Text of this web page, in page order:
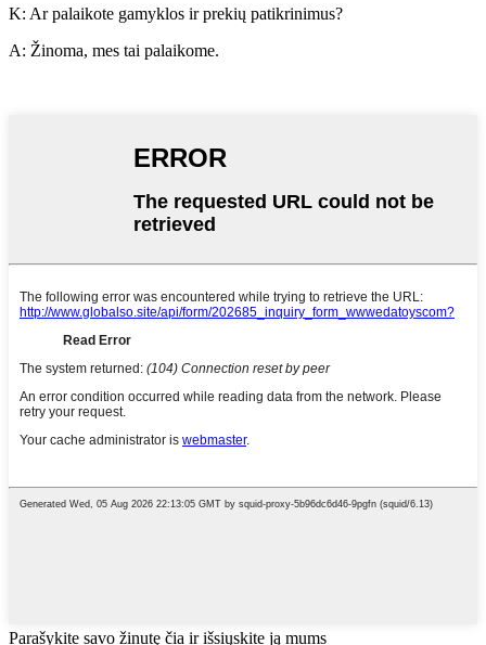
K: Ar palaikote gamyklos ir prekių patikrinimus?
A: Žinoma, mes tai palaikome.
Parašykite savo žinutę čia ir išsiųskite ją mums